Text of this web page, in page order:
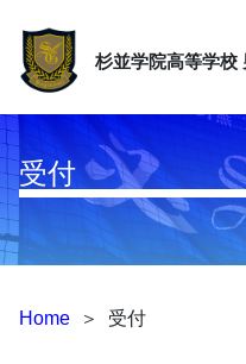
杉並学院高等学校
受付
Home ＞ 受付